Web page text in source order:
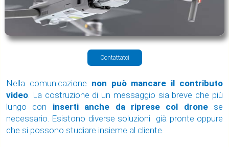
Contattatci
Nella comunicazione non può mancare il contributo
video . La costruzione di un messaggio sia breve che più
lungo con inserti anche da riprese col dronese
necessario. Esistono diverse soluzioni già pronte oppure
che si possono studiare insieme al cliente.